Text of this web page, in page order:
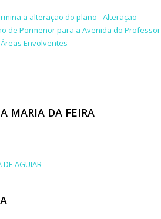
a alteração do plano - Alteração -
de Pormenor para a Avenida do Professor
Envolventes
MARIA DA FEIRA
DE AGUIAR